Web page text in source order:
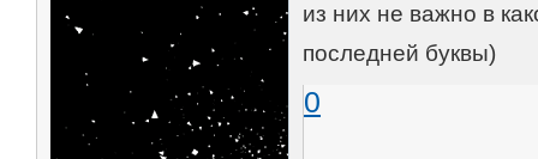
из них не важно в
последней буквы)
0